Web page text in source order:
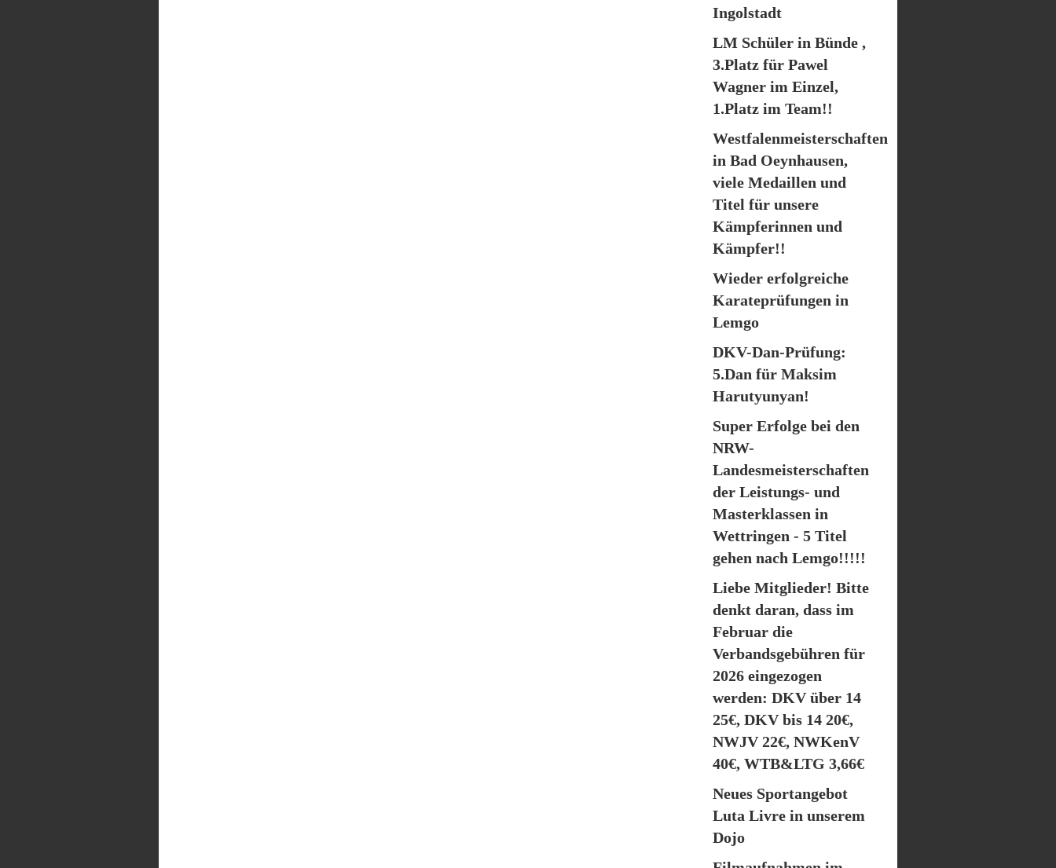
Ingolstadt
LM Schüler in Bünde ,
3.Platz für Pawel
Wagner im Einzel,
1.Platz im Team!!
Westfalenmeisterschaften
in Bad Oeynhausen,
viele Medaillen und
Titel für unsere
Kämpferinnen und
Kämpfer!!
Wieder erfolgreiche
Karateprüfungen in
Lemgo
DKV-Dan-Prüfung:
5.Dan für Maksim
Harutyunyan!
Super Erfolge bei den
NRW-
Landesmeisterschaften
der Leistungs- und
Masterklassen in
Wettringen - 5 Titel
gehen nach Lemgo!!!!!
Liebe Mitglieder! Bitte
denkt daran, dass im
Februar die
Verbandsgebühren für
2026 eingezogen
werden: DKV über 14
25€, DKV bis 14 20€,
NWJV 22€, NWKenV
40€, WTB&LTG 3,66€
Neues Sportangebot
Luta Livre in unserem
Dojo